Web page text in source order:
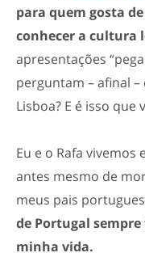
para quem gosta
conhecer a cultura
apresentações
perguntam – afinal
Lisboa? E é isso
Eu e o Rafa vivemos
antes mesmo de
meus pais
de Portugal
minha vida.